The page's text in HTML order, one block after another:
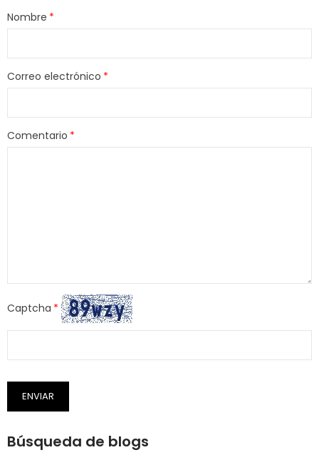
Nombre
Correo electrónico
Comentario
Captcha
ENVIAR
Búsqueda de blogs